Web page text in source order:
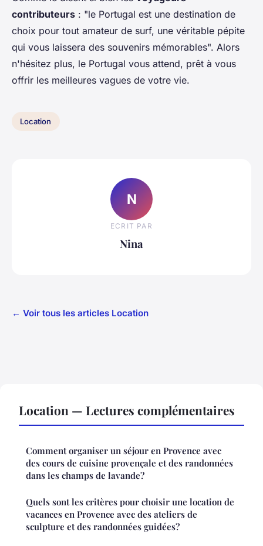
contributeurs : "le Portugal est une destination de
choix pour tout amateur de surf, une véritable pépite
qui vous laissera des souvenirs mémorables". Alors
n'hésitez plus, le Portugal vous attend, prêt à vous
offrir les meilleures vagues de votre vie.
Location
N
ECRIT PAR
Nina
← Voir tous les articles Location
Location — Lectures complémentaires
Comment organiser un séjour en Provence avec
des cours de cuisine provençale et des randonnées
dans les champs de lavande?
Quels sont les critères pour choisir une location de
vacances en Provence avec des ateliers de
sculpture et des randonnées guidées?